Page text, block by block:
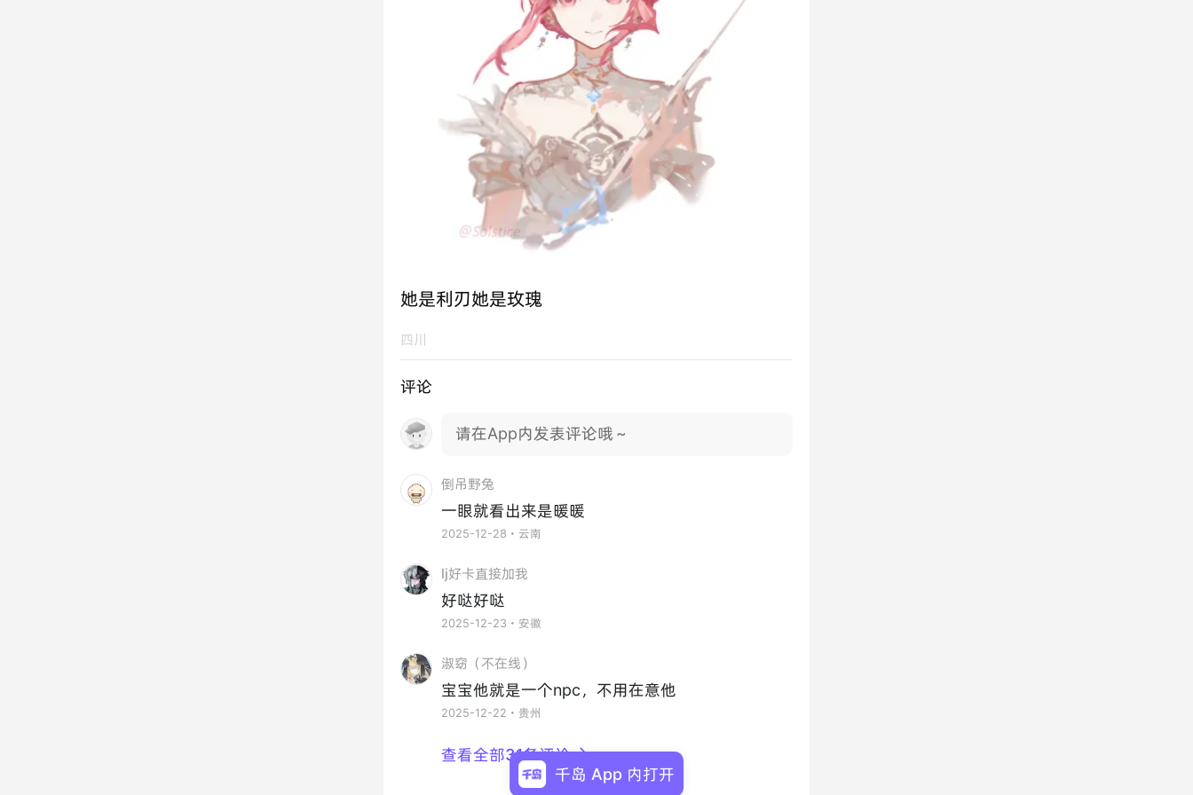
她是利刃她是玫瑰
四川
评论
请在App内发表评论哦～
倒吊野兔
一眼就看出来是暖暖
2025-12-28・云南
lj好卡直接加我
好哒好哒
2025-12-23・安徽
淑窈（不在线）
宝宝他就是一个npc，不用在意他
2025-12-22・贵州
查看全部31条评论 
千岛 App 内打开